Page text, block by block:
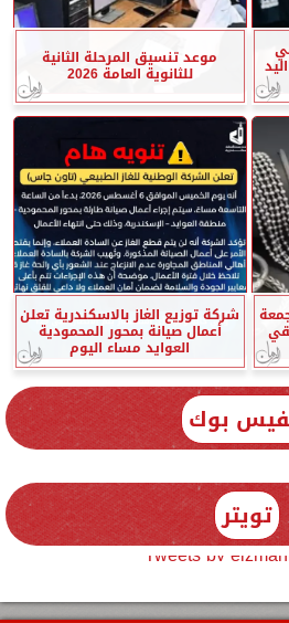
موعد تنسيق المرحلة الثانية
للثانوية العامة 2026
شركة توزيع الغاز بالاسكندرية تعلن
أعمال صيانة بمحور المحمودية
العوايد مساء اليوم
بوك
تويتر
Tweets by